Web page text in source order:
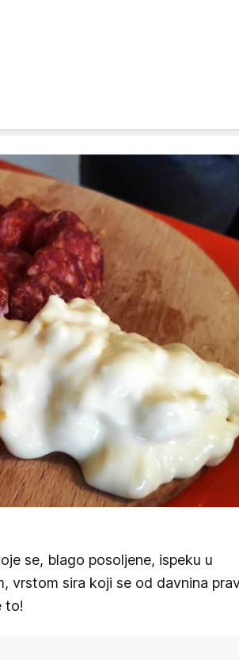
se, blago posoljene, ispeku u
vrstom sira koji se od davnina
to!